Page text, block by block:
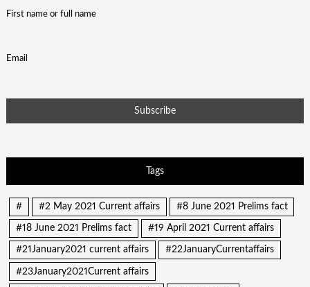
First name or full name
Email
Tags
# #2 May 2021 Current affairs #8 June 2021 Prelims fact
#18 June 2021 Prelims fact #19 April 2021 Current affairs
#21January2021 current affairs #22JanuaryCurrentaffairs
#23January2021Current affairs